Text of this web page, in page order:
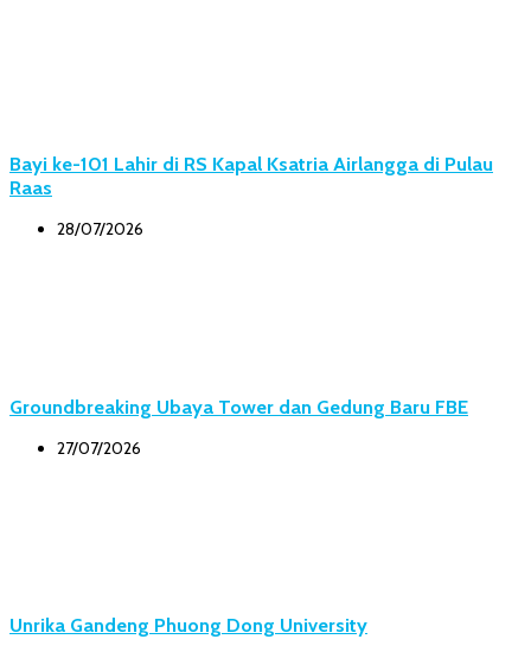
Bayi ke-101 Lahir di RS Kapal Ksatria Airlangga di Pulau
Raas
28/07/2026
Groundbreaking Ubaya Tower dan Gedung Baru FBE
27/07/2026
Unrika Gandeng Phuong Dong University